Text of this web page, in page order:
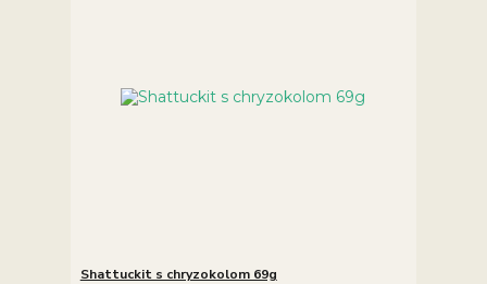
Shattuckit s chryzokolom 69g